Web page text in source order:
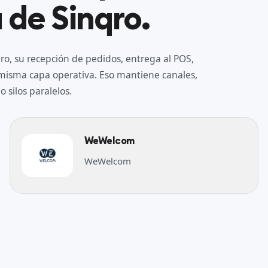
Sinqro.
su recepción de pedidos, entrega al POS,
capa operativa. Eso mantiene canales,
silos paralelos.
WeWelcom
WeWelcom